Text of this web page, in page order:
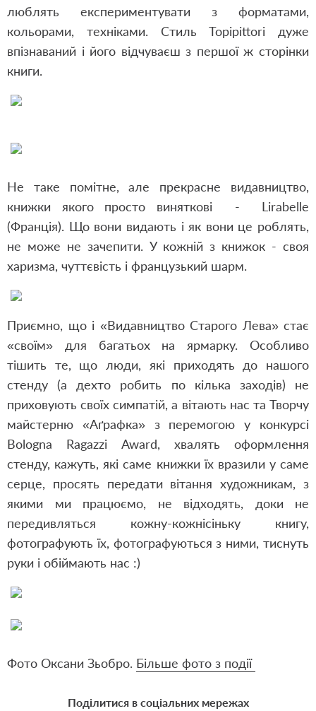
люблять експериментувати з форматами,
кольорами, техніками. Стиль Topipittori дуже
впізнаваний і його відчуваєш з першої ж сторінки
книги.
Не таке помітне, але прекрасне видавництво,
книжки якого просто виняткові - Lirabelle
(Франція). Що вони видають і як вони це роблять,
не може не зачепити. У кожній з книжок - своя
харизма, чуттєвість і французький шарм.
Приємно, що і «Видавництво Старого Лева» стає
«своїм» для багатьох на ярмарку. Особливо
тішить те, що люди, які приходять до нашого
стенду (а дехто робить по кілька заходів) не
приховують своїх симпатій, а вітають нас та Творчу
майстерню «Аґрафка» з перемогою у конкурсі
Bologna Ragazzi Award, хвалять оформлення
стенду, кажуть, які саме книжки їх вразили у саме
серце, просять передати вітання художникам, з
якими ми працюємо, не відходять, доки не
передивляться кожну-кожнісіньку книгу,
фотографують їх, фотографуються з ними, тиснуть
руки і обіймають нас :)
Фото Оксани Зьобро. Більше фото з події
Поділитися в соціальних мережах